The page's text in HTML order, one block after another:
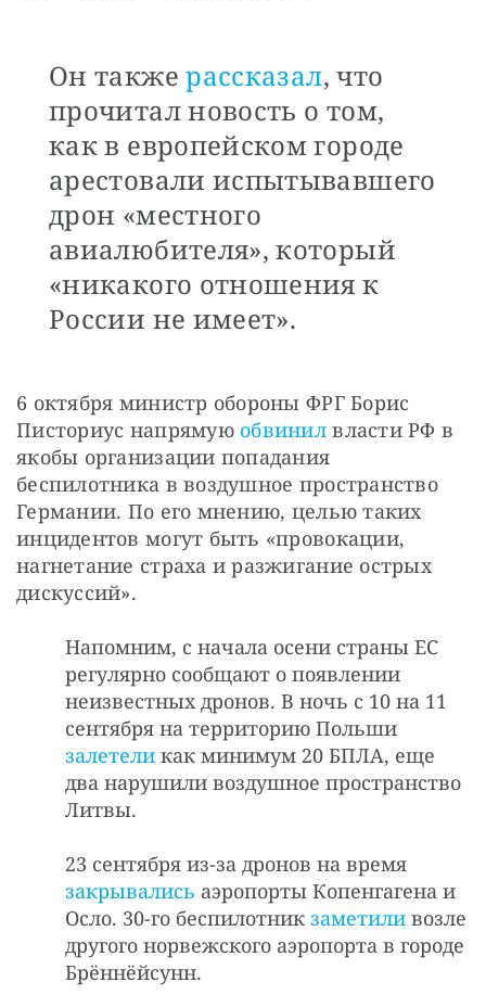
Он такжерассказал, что
прочитал новость о том,
как в европейском городе
арестовали испытывавшего
дрон «местного
авиалюбителя», который
«никакого отношения к
России не имеет».
6 октября министр обороны ФРГ Борис
Писториус напрямую обвинил власти РФ в
якобы организации попадания
беспилотника в воздушное пространство
Германии. По его мнению, целью таких
инцидентов могут быть «провокации,
нагнетание страха и разжигание острых
дискуссий».
Напомним, с начала осени страны ЕС
регулярно сообщают о появлении
неизвестных дронов. В ночь с 10 на 11
сентября на территорию Польши
залетели как минимум 20 БПЛА, еще
два нарушили воздушное пространство
Литвы.
23 сентября из-за дронов на время
закрывались аэропорты Копенгагена и
Осло. 30-го беспилотник заметили возле
другого норвежского аэропорта в городе
Брённёйсунн.